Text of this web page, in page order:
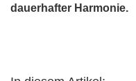
dauerhafter Harmonie.